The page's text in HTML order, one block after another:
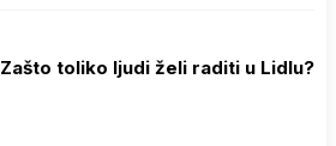
Zašto toliko ljudi želi raditi u Lidlu?